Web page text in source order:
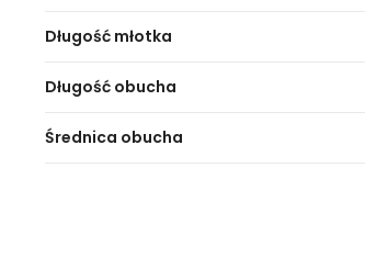
Długość młotka
Długość obucha
Średnica obucha